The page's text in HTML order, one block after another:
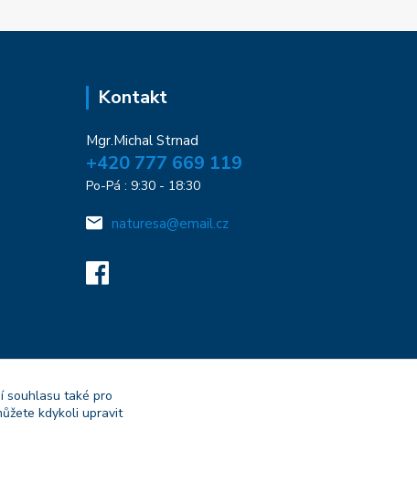
Kontakt
Mgr.Michal Strnad
+420 777 669 119
Po-Pá : 9:30 - 18:30
naturesa@email.cz
souhlasu také pro
kdykoli upravit